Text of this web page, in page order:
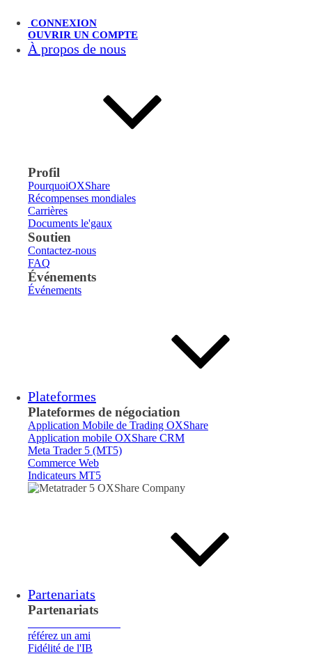
CONNEXION
OUVRIR UN COMPTE
À propos de nous
Profil
PourquoiOXShare
Récompenses mondiales
Carrières
Documents le'gaux
Soutien
Contactez-nous
FAQ
Événements
Événements
Plateformes
Plateformes de négociation
Application Mobile de Trading OXShare
Application mobile OXShare CRM
Meta Trader 5 (MT5)
Commerce Web
Indicateurs MT5
Partenariats
Partenariats
référez un ami
Fidélité de l'IB